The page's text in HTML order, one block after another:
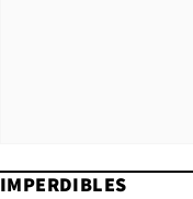
IMPERDIBLES